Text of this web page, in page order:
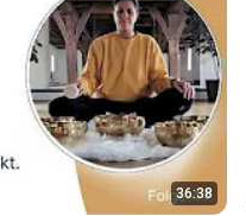
36:38